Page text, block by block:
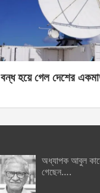
বন্ধ হয়ে গেল দেশের
অধ্যাপক আবুল
গেছেন….